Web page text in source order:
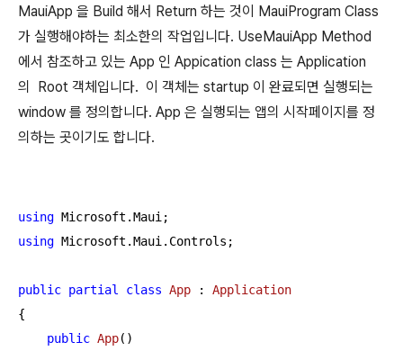
MauiApp 을 Build 해서 Return 하는 것이 MauiProgram Class
가 실행해야하는 최소한의 작업입니다. UseMauiApp Method
에서 참조하고 있는 App 인 Appication class 는 Application
의 Root 객체입니다. 이 객체는 startup 이 완료되면 실행되는
window 를 정의합니다. App 은 실행되는 앱의 시작페이지를 정
의하는 곳이기도 합니다.
using
using Microsoft.Maui.Controls;
public partial class App : Application
{
public App( )